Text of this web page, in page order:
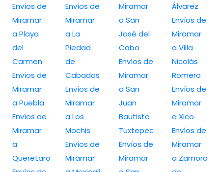
Envíos de
Miramar
a Playa
del
Carmen
Envíos de
Miramar
a Puebla
Envíos de
Miramar
a
Queretaro
Envíos de
Miramar
a La
Piedad
de
Cabadas
Envíos de
Miramar
a Los
Mochis
Envíos de
Miramar
Miramar
a San
José del
Cabo
Envíos de
Miramar
a San
Juan
Bautista
Tuxtepec
Envíos de
Miramar
Álvarez
Envíos de
Miramar
a Villa
Nicolás
Romero
Envíos de
Miramar
a Xico
Envíos de
Miramar
a Zamora